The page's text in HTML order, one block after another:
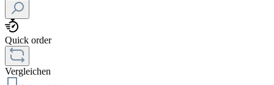
Quick order
Vergleichen